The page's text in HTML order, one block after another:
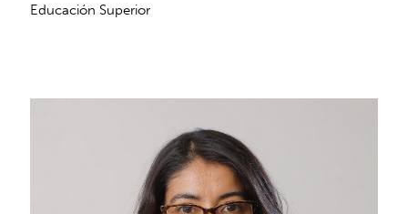
Educación Superior